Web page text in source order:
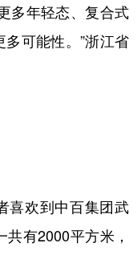
年轻态、复合式
可能性。”浙江省
欢到中百集团武
有2000平方米，